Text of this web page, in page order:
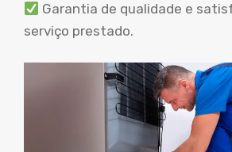
Garantia de qualidade e
serviço prestado.